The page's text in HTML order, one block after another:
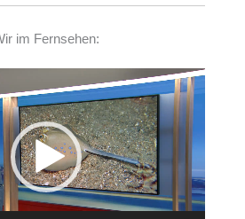
im Fernsehen:
Player